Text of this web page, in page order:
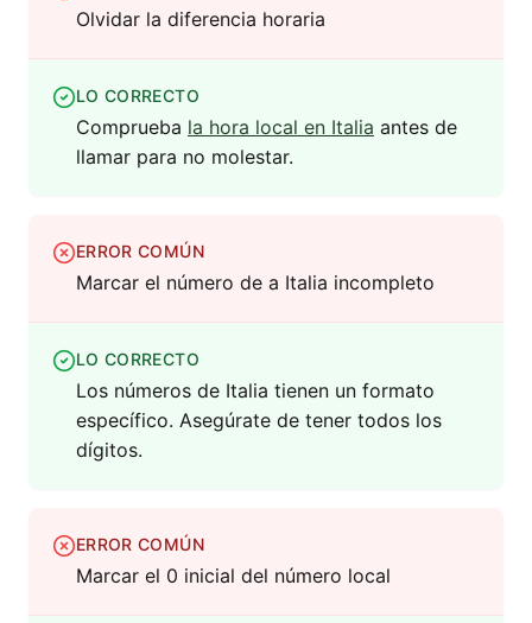
Olvidar la diferencia horaria
LO CORRECTO
Comprueba la hora local en Italia antes de
llamar para no molestar.
ERROR COMÚN
Marcar el número de a Italia incompleto
LO CORRECTO
Los números de Italia tienen un formato
específico. Asegúrate de tener todos los
dígitos.
ERROR COMÚN
Marcar el 0 inicial del número local